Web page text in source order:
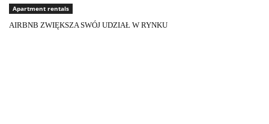
Apartment rentals
AIRBNB ZWIĘKSZA SWÓJ UDZIAŁ W RYNKU